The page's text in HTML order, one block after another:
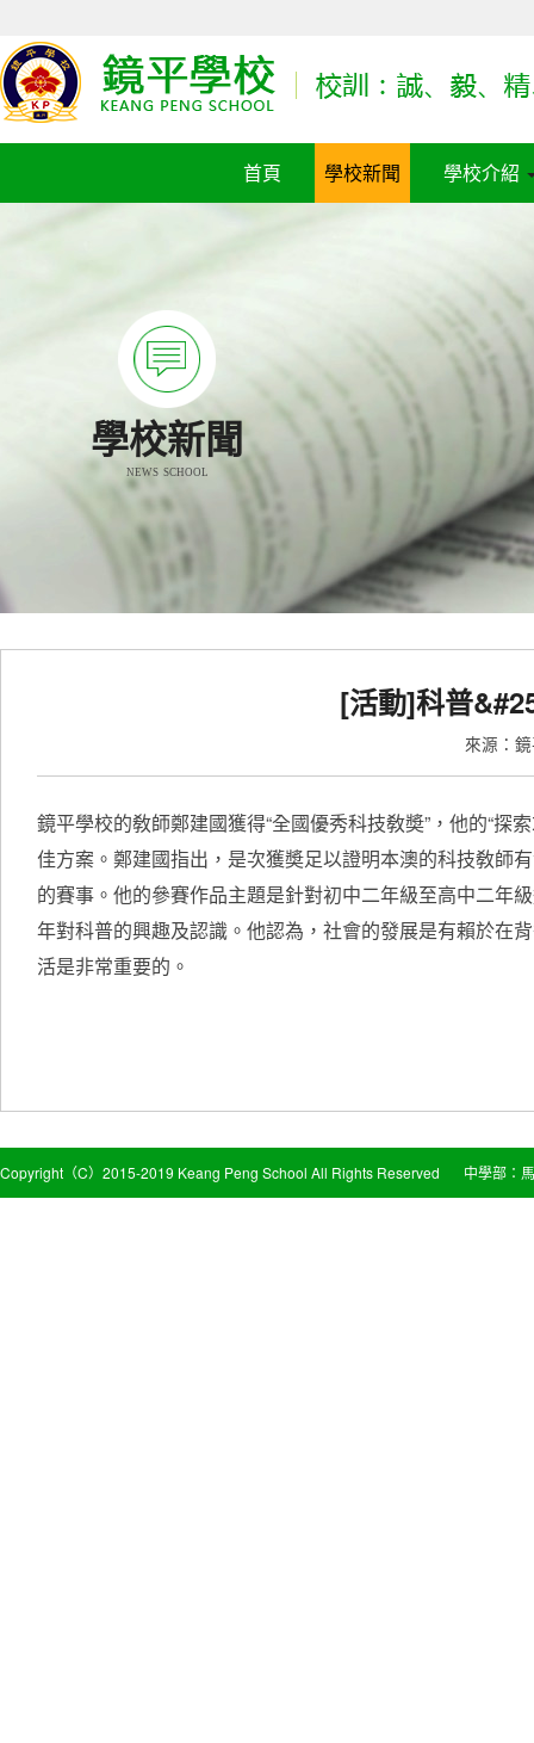
首頁 學校新聞 學校介紹
學校新聞
NEWS SCHOOL
[活動]科普
來源：
鏡平學校的敎師鄭建國獲得“全國優秀科技敎奬”，他的“
佳方案。鄭建國指出，是次獲奬足以證明本澳的科技敎師
的賽事。他的參賽作品主題是針對初中二年級至高中二年
年對科普的興趣及認識。他認為，社會的發展是有賴於在
活是非常重要的。
Copyright（C）2015-2019 Keang Peng School All Rights Reserved 中學部：